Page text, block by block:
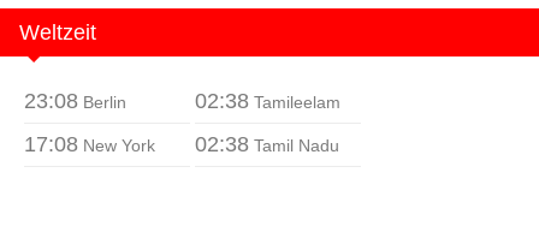
Weltzeit
23:08 Berlin 02:38 Tamileelam
17:08 New York 02:38 Tamil Nadu